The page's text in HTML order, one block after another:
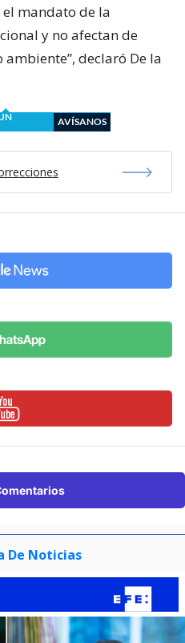
mandato de la
y no afectan de
declaró De la
AVÍSANOS
De Noticias